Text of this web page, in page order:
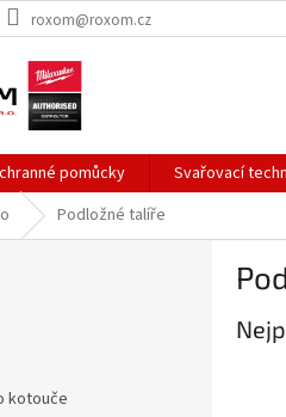
roxom@roxom.cz
pomůcky Svařovací
Podložné talíře
kotouče